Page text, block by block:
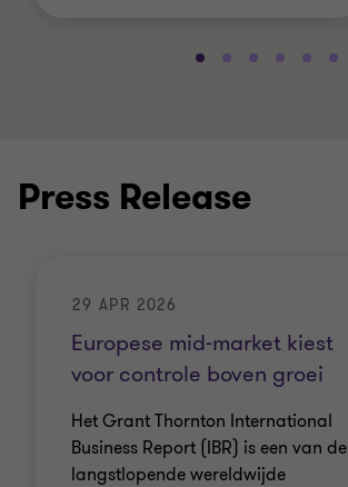
Press Release
Europese mid-market kiest
voor controle boven groei
29 APR 2026
Het Grant Thornton International
Business Report (IBR) is een van de
langstlopende wereldwijde